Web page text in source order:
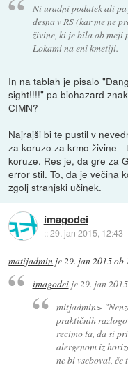
Ni uradni podatek ali pa
desna v RS (kar me ne
živine, ki je bila ob meji
Lokami na eni kmetiji.
In na tablah je pisalo
sight!!!!" pa biohazard
CIMN?
Najrajši bi te pustil v
za koruzo za krmo živine -
koruze. Res je, da gre za
error stil. To, da je večina
zgolj stranjski učinek.
imagodei
::29. jan 2015, 12:43
matijadmin je 29. jan 2015 ob
imagodeije29. jan
mitjadmin>
praktičnih
recimo ta, da si
alergenom iz
ne bi vseboval,